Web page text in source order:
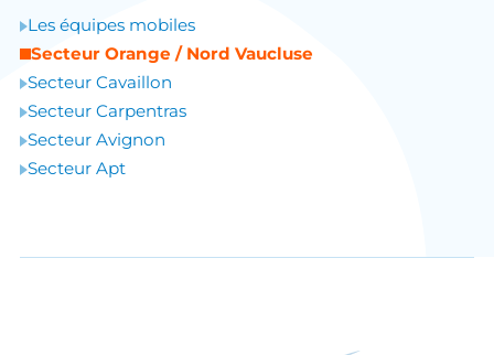
Les équipes mobiles
Secteur Orange / Nord Vaucluse
Secteur Cavaillon
Secteur Carpentras
Secteur Avignon
Secteur Apt